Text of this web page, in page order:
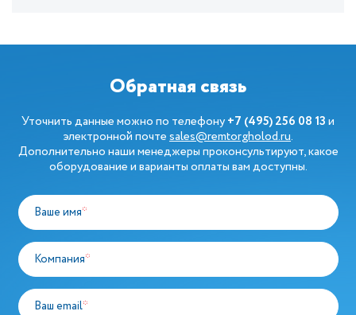
Обратная связь
Уточнить данные можно по телефону+7 (495) 256 08 13и
электронной почтеsales@remtorgholod.ru.
Дополнительно наши менеджеры проконсультируют, какое
оборудование и варианты оплаты вам доступны.
Ваше имя*
Компания*
Ваш email*